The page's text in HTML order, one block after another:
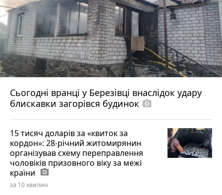
Сьогодні вранці у Березівці внаслідок удару
блискавки загорівся будинок photo_camera
15 тисяч доларів за «квиток за
кордон»: 28-річний житомирянин
організував схему переправлення
чоловіків призовного віку за межі
країни photo_camera
за 10 хвилин